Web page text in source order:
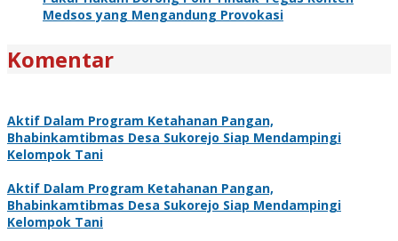
Medsos yang Mengandung Provokasi
Komentar
Aktif Dalam Program Ketahanan Pangan,
Bhabinkamtibmas Desa Sukorejo Siap Mendampingi
Kelompok Tani
Aktif Dalam Program Ketahanan Pangan,
Bhabinkamtibmas Desa Sukorejo Siap Mendampingi
Kelompok Tani